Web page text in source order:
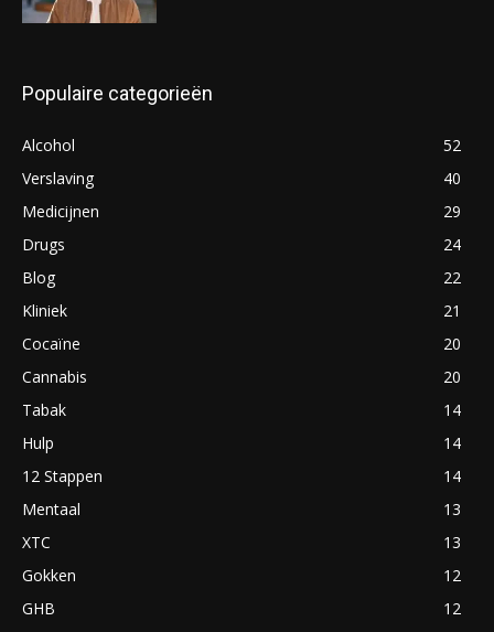
Populaire categorieën
Alcohol
52
Verslaving
40
Medicijnen
29
Drugs
24
Blog
22
Kliniek
21
Cocaïne
20
Cannabis
20
Tabak
14
Hulp
14
12 Stappen
14
Mentaal
13
XTC
13
Gokken
12
GHB
12